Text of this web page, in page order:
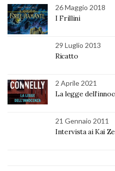
26 Maggio 2018
I Frillini
29 Luglio 2013
Ricatto
2 Aprile 2021
La legge
21 Gennaio 2011
Intervista ai Kai